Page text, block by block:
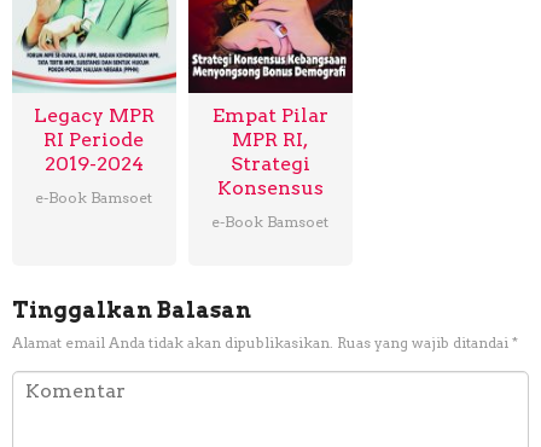
Legacy MPR
RI Periode
2019-2024
e-Book Bamsoet
Empat Pilar
MPR RI,
Strategi
Konsensus
e-Book Bamsoet
Tinggalkan Balasan
Alamat email Anda tidak akan dipublikasikan. Ruas yang wajib ditandai *